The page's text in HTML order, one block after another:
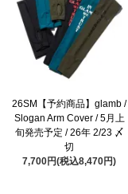
26SM【予約商品】glamb /
Slogan Arm Cover / 5月上
旬発売予定 / 26年 2/23 〆
切
7,700円(税込8,470円)